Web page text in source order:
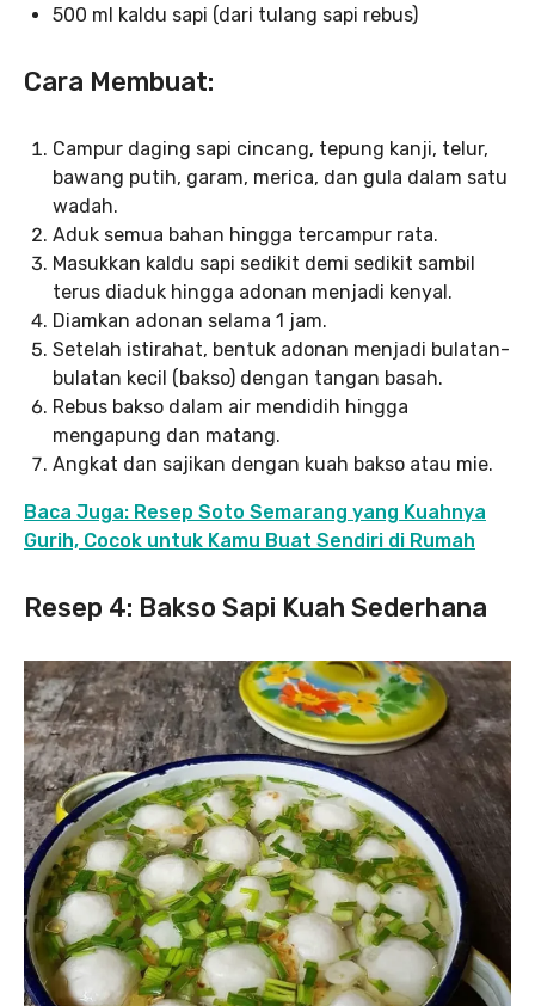
500 ml kaldu sapi (dari tulang sapi rebus)
Cara Membuat:
Campur daging sapi cincang, tepung kanji, telur,
bawang putih, garam, merica, dan gula dalam satu
wadah.
Aduk semua bahan hingga tercampur rata.
Masukkan kaldu sapi sedikit demi sedikit sambil
terus diaduk hingga adonan menjadi kenyal.
Diamkan adonan selama 1 jam.
Setelah istirahat, bentuk adonan menjadi bulatan-
bulatan kecil (bakso) dengan tangan basah.
Rebus bakso dalam air mendidih hingga
mengapung dan matang.
Angkat dan sajikan dengan kuah bakso atau mie.
Baca Juga: Resep Soto Semarang yang Kuahnya
Gurih, Cocok untuk Kamu Buat Sendiri di Rumah
Resep 4: Bakso Sapi Kuah Sederhana